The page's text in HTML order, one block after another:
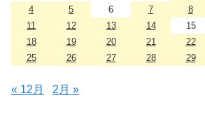
4
5 6 7 8
11
12 13 14 15
18
19 20 21 22
25
26 27 28 29
« 12月 2月 »